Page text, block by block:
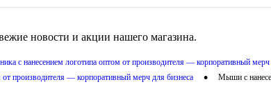
новости и акции нашего магазина.
с нанесением логотипа оптом от производителя — корпоративный мерч
производителя — корпоративный мерч для бизнеса • Мыши с